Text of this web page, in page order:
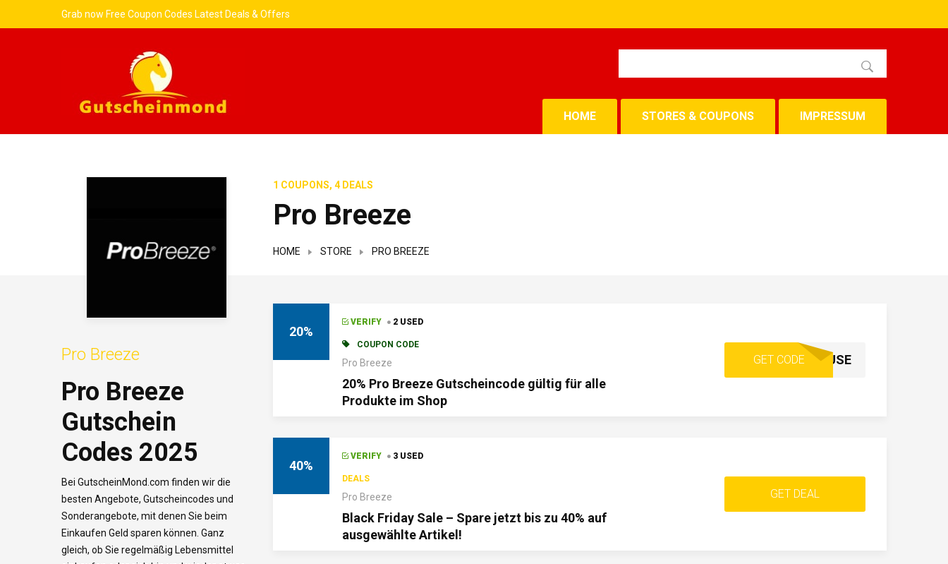
Grab now Free Coupon Codes Latest Deals & Offers
HOME STORES & COUPONS IMPRESSUM
1 COUPONS, 4 DEALS
Pro Breeze
HOME STORE PRO BREEZE
20%
VERIFY 2 USED
COUPON CODE
Pro Breeze
20% Pro Breeze Gutscheincode gültig für alle
Produkte im Shop
GET CODE
2BOYS1HOUSE
40%
VERIFY 3 USED
DEALS
Pro Breeze
Black Friday Sale – Spare jetzt bis zu 40% auf
ausgewählte Artikel!
GET DEAL
Pro Breeze
Pro Breeze
Gutschein
Codes 2025
Bei GutscheinMond.com finden wirdie
besten Angebote, Gutscheincodes und
Sonderangebote, mitdenen Sie beim
Einkaufen Geld sparen können . Ganz
gleich, ob Sie regelmäßig Lebensmittel